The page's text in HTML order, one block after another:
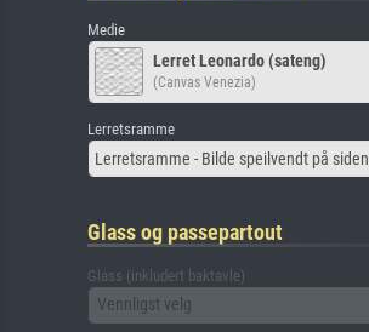
Medie
Lerret Leonardo (sateng)
(Canvas Venezia)
Lerretsramme
Lerretsramme - Bilde speilvendt på siden
Glass og passepartout
Glass (inkludert baktavle)
Vennligst velg